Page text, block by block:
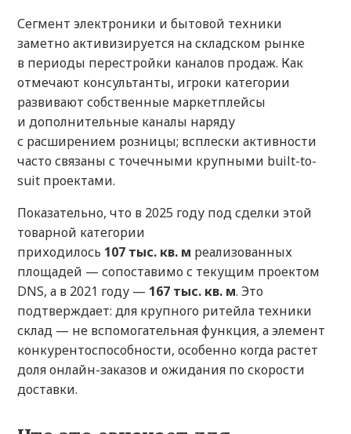
Сегмент электроники и бытовой техники
заметно активизируется на складском рынке
в периоды перестройки каналов продаж. Как
отмечают консультанты, игроки категории
развивают собственные маркетплейсы
и дополнительные каналы наряду
с расширением розницы; всплески активности
часто связаны с точечными крупными built-to-
suit проектами.
Показательно, что в 2025 году под сделки этой
товарной категории
приходилось 107 тыс. кв. м реализованных
площадей — сопоставимо с текущим проектом
DNS, а в 2021 году — 167 тыс. кв. м. Это
подтверждает: для крупного ритейла техники
склад — не вспомогательная функция, а элемент
конкурентоспособности, особенно когда растет
доля онлайн-заказов и ожидания по скорости
доставки.